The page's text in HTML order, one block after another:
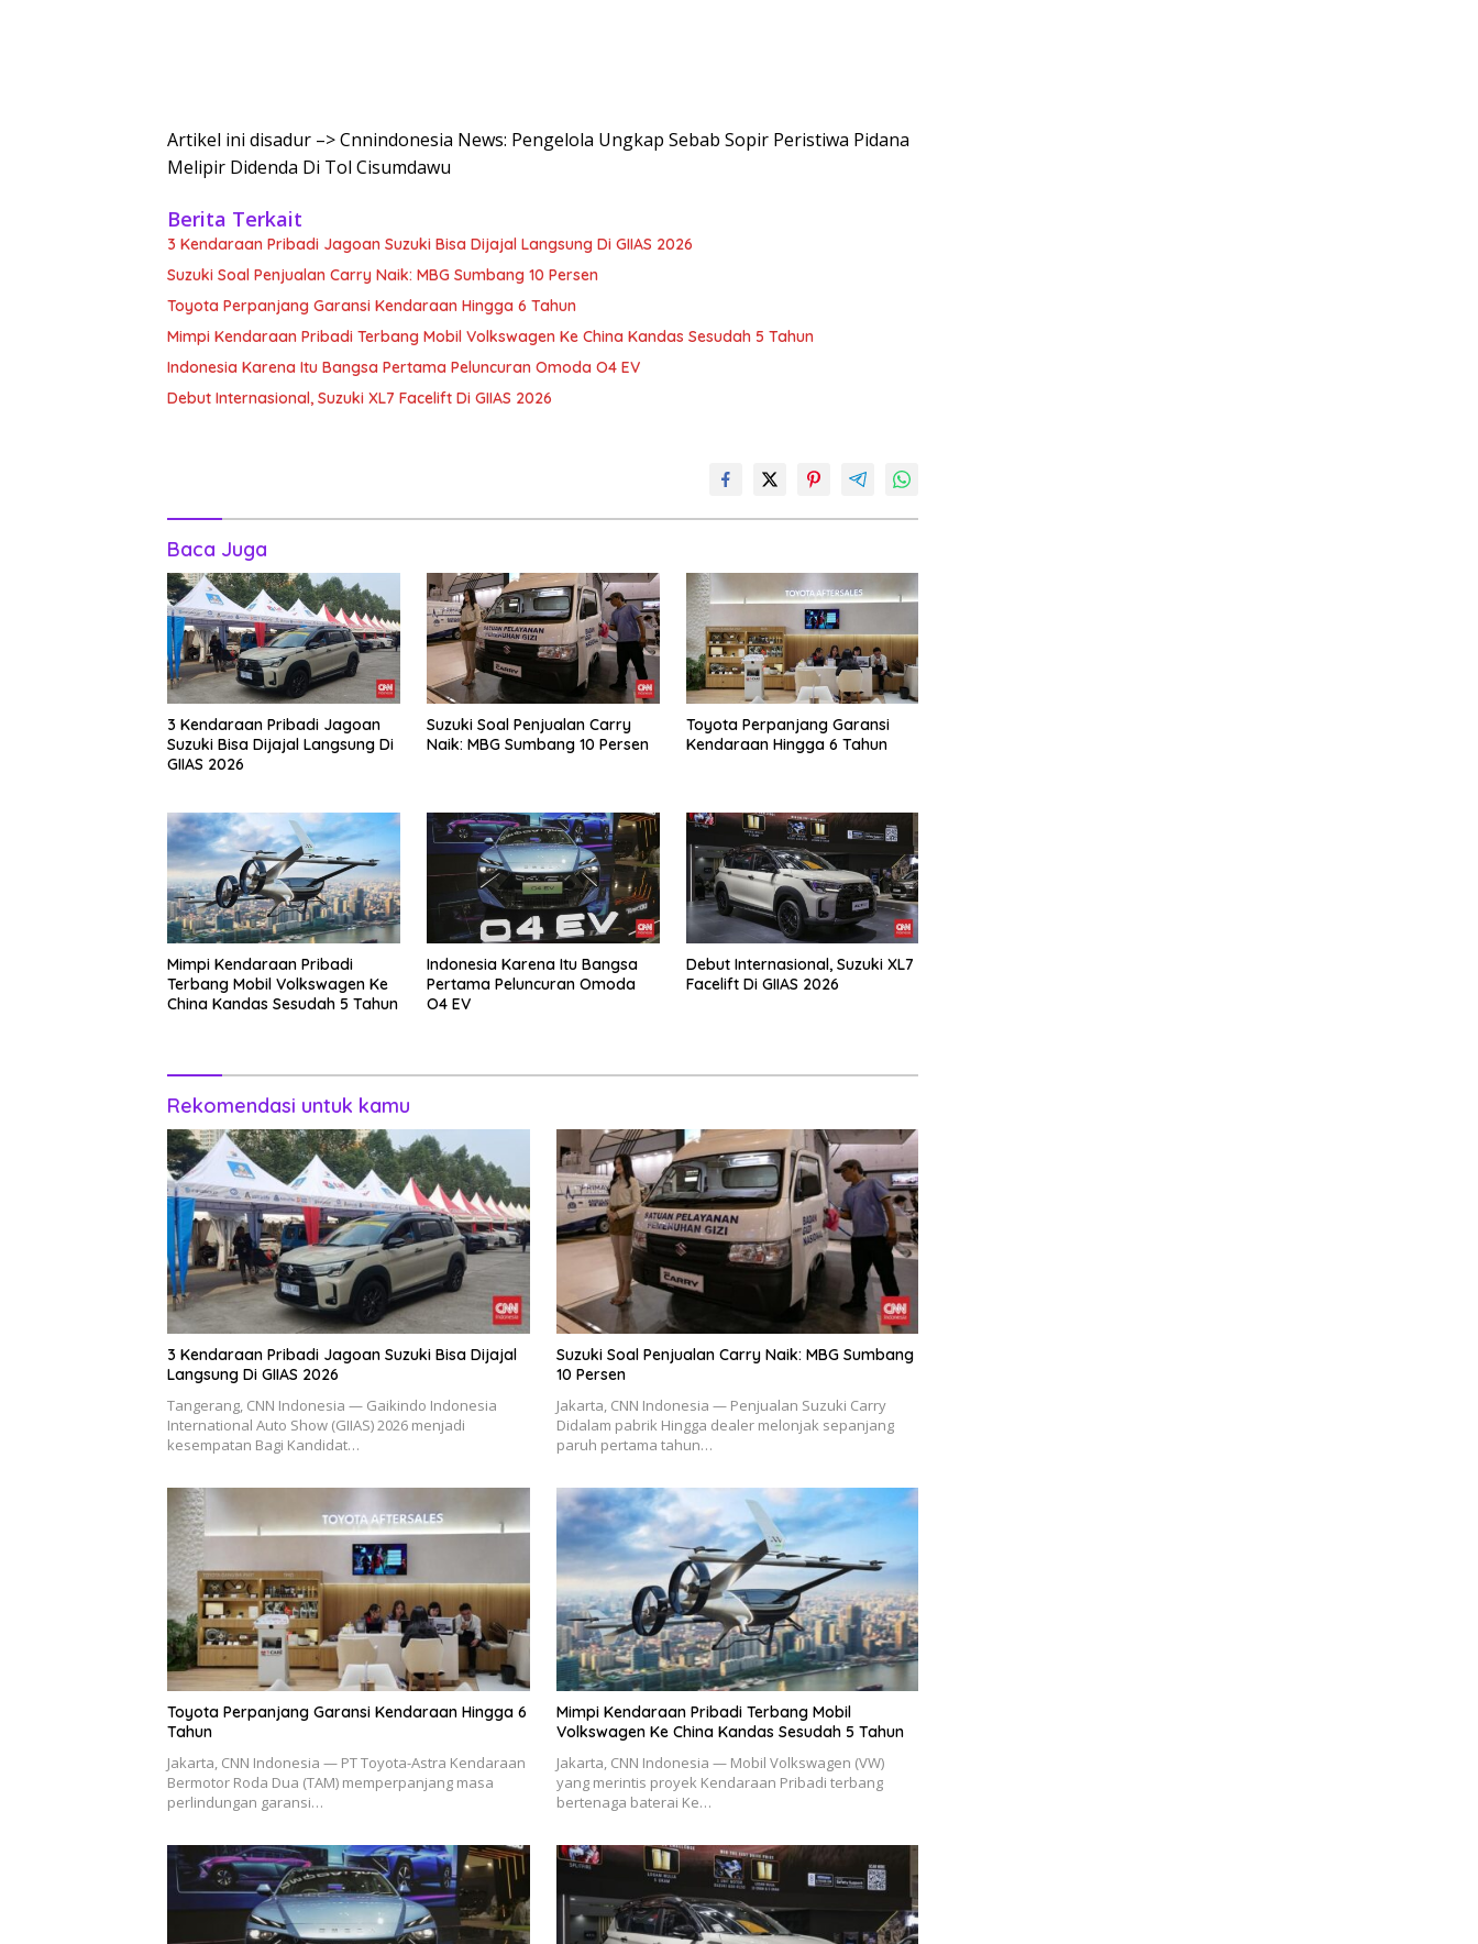
Artikel ini disadur –> Cnnindonesia News: Pengelola Ungkap Sebab Sopir Peristiwa Pidana
Melipir Didenda Di Tol Cisumdawu
Berita Terkait
3 Kendaraan Pribadi Jagoan Suzuki Bisa Dijajal Langsung Di GIIAS 2026
Suzuki Soal Penjualan Carry Naik: MBG Sumbang 10 Persen
Toyota Perpanjang Garansi Kendaraan Hingga 6 Tahun
Mimpi Kendaraan Pribadi Terbang Mobil Volkswagen Ke China Kandas Sesudah 5 Tahun
Indonesia Karena Itu Bangsa Pertama Peluncuran Omoda O4 EV
Debut Internasional, Suzuki XL7 Facelift Di GIIAS 2026
Baca Juga
3 Kendaraan Pribadi Jagoan
Suzuki Bisa Dijajal Langsung Di
GIIAS 2026
Suzuki Soal Penjualan Carry
Naik: MBG Sumbang 10 Persen
Toyota Perpanjang Garansi
Kendaraan Hingga 6 Tahun
Mimpi Kendaraan Pribadi
Terbang Mobil Volkswagen Ke
China Kandas Sesudah 5 Tahun
Indonesia Karena Itu Bangsa
Pertama Peluncuran Omoda
O4 EV
Debut Internasional, Suzuki XL7
Facelift Di GIIAS 2026
Rekomendasi untuk kamu
3 Kendaraan Pribadi Jagoan Suzuki Bisa Dijajal
Langsung Di GIIAS 2026
Tangerang, CNN Indonesia — Gaikindo Indonesia
International Auto Show (GIIAS) 2026 menjadi
kesempatan Bagi Kandidat…
Suzuki Soal Penjualan Carry Naik: MBG Sumbang
10 Persen
Jakarta, CNN Indonesia — Penjualan Suzuki Carry
Didalam pabrik Hingga dealer melonjak sepanjang
paruh pertama tahun…
Toyota Perpanjang Garansi Kendaraan Hingga 6
Tahun
Jakarta, CNN Indonesia — PT Toyota-Astra Kendaraan
Bermotor Roda Dua (TAM) memperpanjang masa
perlindungan garansi…
Mimpi Kendaraan Pribadi Terbang Mobil
Volkswagen Ke China Kandas Sesudah 5 Tahun
Jakarta, CNN Indonesia — Mobil Volkswagen (VW)
yang merintis proyek Kendaraan Pribadi terbang
bertenaga baterai Ke…